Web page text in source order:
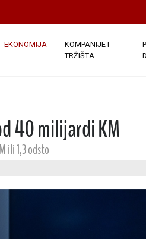
EKONOMIJA
KOMPANIJE I
TRŽIŠTA
40 milijardi KM
ili 1,3 odsto